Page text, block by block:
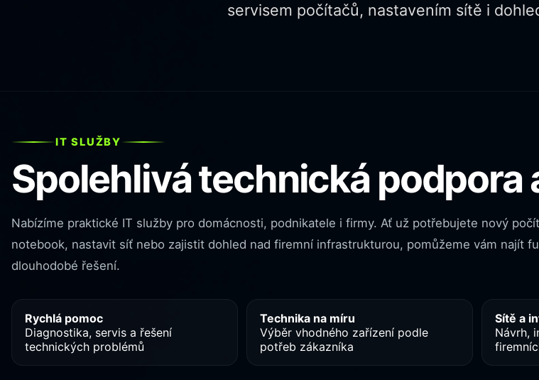
servisem počítačů, nastavením sítě i
IT SLUŽBY
Spolehlivá technická podpora
Nabízíme praktické IT služby pro domácnosti, podnikatele i firmy. Ať už potřebujete nový
notebook, nastavit síť nebo zajistit dohled nad firemní infrastrukturou, pomůžeme vám najít
dlouhodobé řešení.
Rychlá pomoc
Diagnostika, servis a řešení
technických problémů
Technika na míru
Výběr vhodného zařízení podle
potřeb zákazníka
Sítě a
Návrh,